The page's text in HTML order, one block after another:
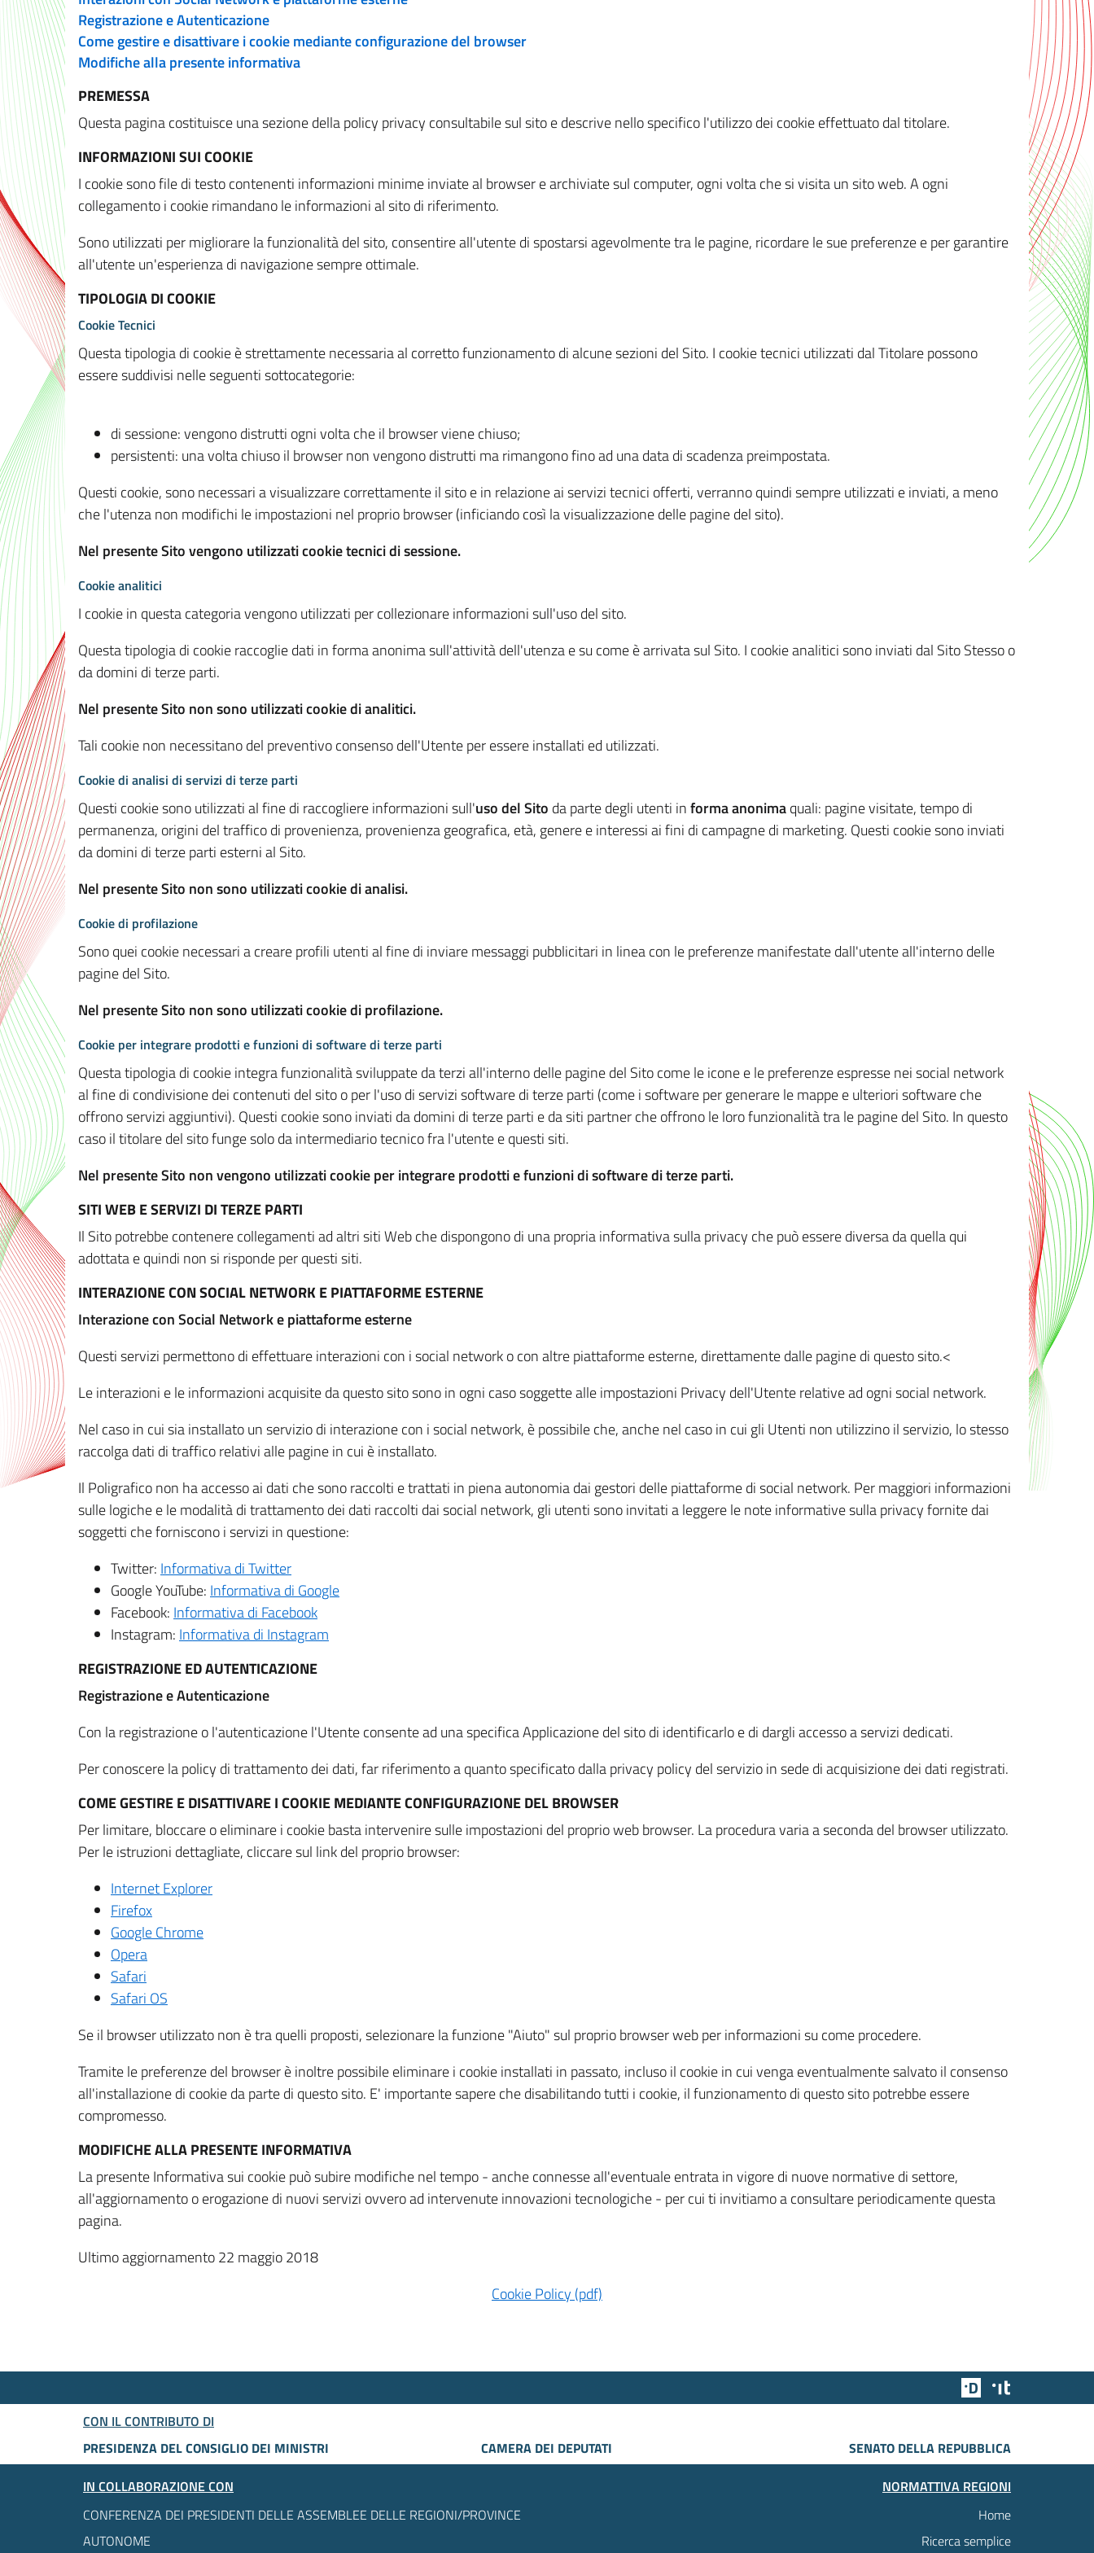
Registrazione e Autenticazione
Come gestire e disattivare i cookie mediante configurazione del browser
Modifiche alla presente informativa
PREMESSA
Questa pagina costituisce una sezione della policy privacy consultabile sul sito e descrive nello specifico l'utilizzo dei cookie effettuato dal titolare.
INFORMAZIONI SUI COOKIE
I cookie sono file di testo contenenti informazioni minime inviate al browser e archiviate sul computer, ogni volta che si visita un sito web. A ogni
collegamento i cookie rimandano le informazioni al sito di riferimento.
Sono utilizzati per migliorare la funzionalità del sito, consentire all'utente di spostarsi agevolmente tra le pagine, ricordare le sue preferenze e per garantire
all'utente un'esperienza di navigazione sempre ottimale.
TIPOLOGIA DI COOKIE
Cookie Tecnici
Questa tipologia di cookie è strettamente necessaria al corretto funzionamento di alcune sezioni del Sito. I cookie tecnici utilizzati dal Titolare possono
essere suddivisi nelle seguenti sottocategorie:
di sessione: vengono distrutti ogni volta che il browser viene chiuso;
persistenti: una volta chiuso il browser non vengono distrutti ma rimangono fino ad una data di scadenza preimpostata.
Questi cookie, sono necessari a visualizzare correttamente il sito e in relazione ai servizi tecnici offerti, verranno quindi sempre utilizzati e inviati, a meno
che l'utenza non modifichi le impostazioni nel proprio browser (inficiando così la visualizzazione delle pagine del sito).
Nel presente Sito vengono utilizzati cookie tecnici di sessione.
Cookie analitici
I cookie in questa categoria vengono utilizzati per collezionare informazioni sull'uso del sito.
Questa tipologia di cookie raccoglie dati in forma anonima sull'attività dell'utenza e su come è arrivata sul Sito. I cookie analitici sono inviati dal Sito Stesso o
da domini di terze parti.
Nel presente Sito non sono utilizzati cookie di analitici.
Tali cookie non necessitano del preventivo consenso dell'Utente per essere installati ed utilizzati.
Cookie di analisi di servizi di terze parti
Questi cookie sono utilizzati al fine di raccogliere informazioni sull'uso del Sito da parte degli utenti informa anonimaquali: pagine visitate, tempo di
permanenza, origini del traffico di provenienza, provenienza geografica, età, genere e interessi ai fini di campagne di marketing. Questi cookie sono inviati
da domini di terze parti esterni al Sito.
Nel presente Sito non sono utilizzati cookie di analisi.
Cookie di profilazione
Sono quei cookie necessari a creare profili utenti al fine di inviare messaggi pubblicitari in linea con le preferenze manifestate dall'utente all'interno delle
pagine del Sito.
Nel presente Sito non sono utilizzati cookie di profilazione.
Cookie per integrare prodotti e funzioni di software di terze parti
Questa tipologia di cookie integra funzionalità sviluppate da terzi all'interno delle pagine del Sito come le icone e le preferenze espresse nei social network
al fine di condivisione dei contenuti del sito o per l'uso di servizi software di terze parti (come i software per generare le mappe e ulteriori software che
offrono servizi aggiuntivi). Questi cookie sono inviati da domini di terze parti e da siti partner che offrono le loro funzionalità tra le pagine del Sito. In questo
caso il titolare del sito funge solo da intermediario tecnico fra l'utente e questi siti.
Nel presente Sito non vengono utilizzati cookie per integrare prodotti e funzioni di software di terze parti.
SITI WEB E SERVIZI DI TERZE PARTI
Il Sito potrebbe contenere collegamenti ad altri siti Web che dispongono di una propria informativa sulla privacy che può essere diversa da quella qui
adottata e quindi non si risponde per questi siti.
INTERAZIONE CON SOCIAL NETWORK E PIATTAFORME ESTERNE
Interazione con Social Network e piattaforme esterne
Questi servizi permettono di effettuare interazioni con i social network o con altre piattaforme esterne, direttamente dalle pagine di questo sito.<
Le interazioni e le informazioni acquisite da questo sito sono in ogni caso soggette alle impostazioni Privacy dell'Utente relative ad ogni social network.
Nel caso in cui sia installato un servizio di interazione con i social network, è possibile che, anche nel caso in cui gli Utenti non utilizzino il servizio, lo stesso
raccolga dati di traffico relativi alle pagine in cui è installato.
Il Poligrafico non ha accesso ai dati che sono raccolti e trattati in piena autonomia dai gestori delle piattaforme di social network. Per maggiori informazioni
sulle logiche e le modalità di trattamento dei dati raccolti dai social network, gli utenti sono invitati a leggere le note informative sulla privacy fornite dai
soggetti che forniscono i servizi in questione:
Twitter: Informativa di Twitter
Google YouTube: Informativa di Google
Facebook: Informativa di Facebook
Instagram: Informativa di Instagram
REGISTRAZIONE ED AUTENTICAZIONE
Registrazione e Autenticazione
Con la registrazione o l'autenticazione l'Utente consente ad una specifica Applicazione del sito di identificarlo e di dargli accesso a servizi dedicati.
Per conoscere la policy di trattamento dei dati, far riferimento a quanto specificato dalla privacy policy del servizio in sede di acquisizione dei dati registrati.
COME GESTIRE E DISATTIVARE I COOKIE MEDIANTE CONFIGURAZIONE DEL BROWSER
Per limitare, bloccare o eliminare i cookie basta intervenire sulle impostazioni del proprio web browser. La procedura varia a seconda del browser utilizzato.
Per le istruzioni dettagliate, cliccare sul link del proprio browser:
Internet Explorer
Firefox
Google Chrome
Opera
Safari
Safari OS
Se il browser utilizzato non è tra quelli proposti, selezionare la funzione "Aiuto" sul proprio browser web per informazioni su come procedere.
Tramite le preferenze del browser è inoltre possibile eliminare i cookie installati in passato, incluso il cookie in cui venga eventualmente salvato il consenso
all'installazione di cookie da parte di questo sito. E' importante sapere che disabilitando tutti i cookie, il funzionamento di questo sito potrebbe essere
compromesso.
MODIFICHE ALLA PRESENTE INFORMATIVA
La presente Informativa sui cookie può subire modifiche nel tempo - anche connesse all'eventuale entrata in vigore di nuove normative di settore,
all'aggiornamento o erogazione di nuovi servizi ovvero ad intervenute innovazioni tecnologiche - per cui ti invitiamo a consultare periodicamente questa
pagina.
Ultimo aggiornamento 22 maggio 2018
Cookie Policy (pdf)
Team Digitale
CON IL CONTRIBUTO DI
PRESIDENZA DEL CONSIGLIO DEI MINISTRI
CAMERA DEI DEPUTATI
SENATO DELLA REPUBBLICA
IN COLLABORAZIONE CON
CONFERENZA DEI PRESIDENTI DELLE ASSEMBLEE DELLE REGIONI/PROVINCE
AUTONOME
NORMATTIVA REGIONI
Home
Ricerca semplice